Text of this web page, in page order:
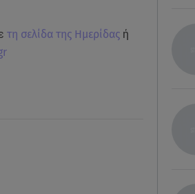
τη σελίδα της Ημερίδαςή